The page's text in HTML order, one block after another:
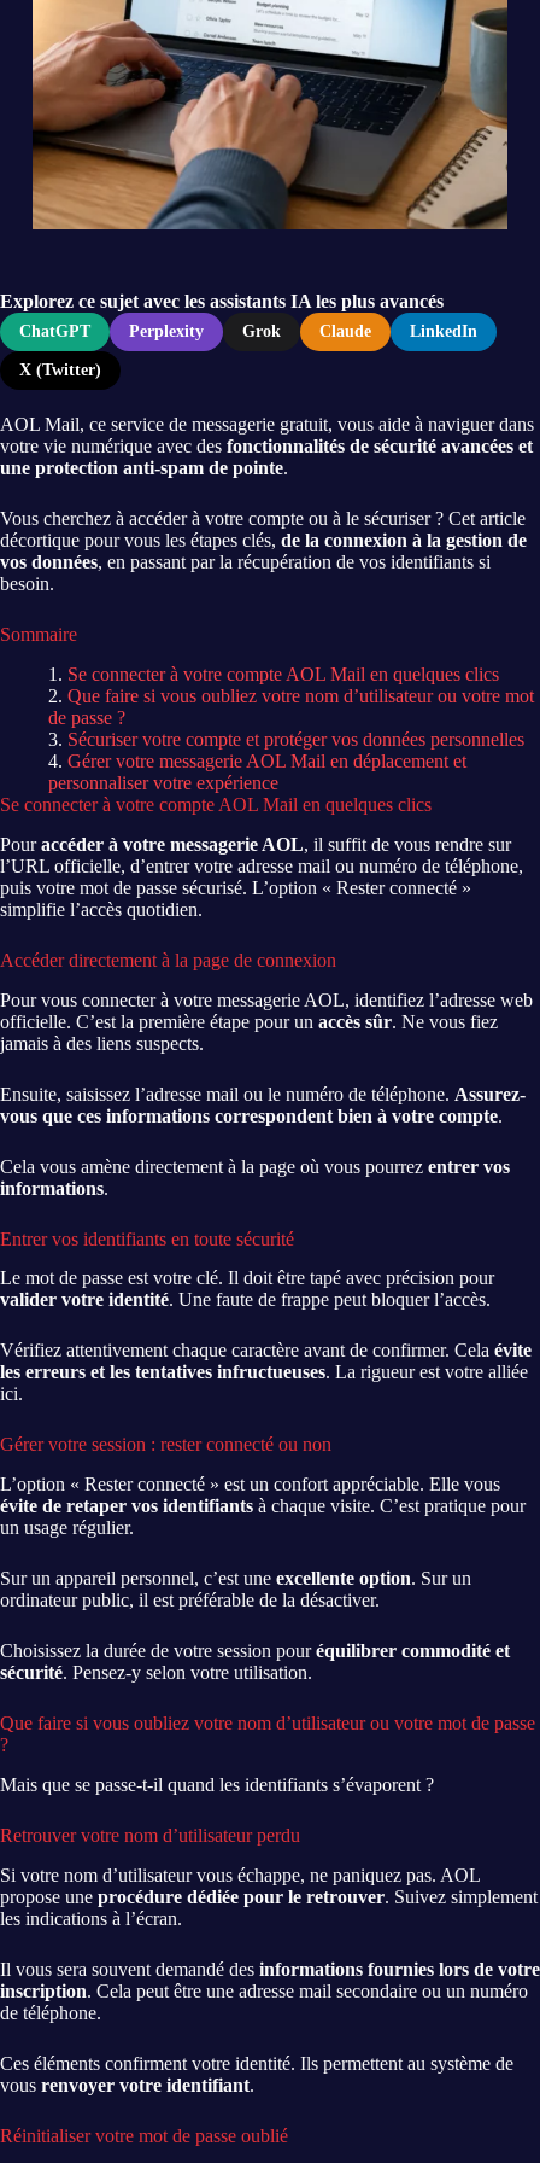
Explorez ce sujet avec les assistants IA les plus avancés
ChatGPT Perplexity Grok Claude LinkedIn
X (Twitter)
AOL Mail, ce service de messagerie gratuit, vous aide à naviguer dans
votre vie numérique avec des fonctionnalités de sécurité avancées et
une protection anti-spam de pointe.
Vous cherchez à accéder à votre compte ou à le sécuriser ? Cet article
décortique pour vous les étapes clés, de la connexion à la gestion de
vos données, en passant par la récupération de vos identifiants si
besoin.
Sommaire
Se connecter à votre compte AOL Mail en quelques clics
Que faire si vous oubliez votre nom d’utilisateur ou votre mot
de passe ?
Sécuriser votre compte et protéger vos données personnelles
Gérer votre messagerie AOL Mail en déplacement et
personnaliser votre expérience
Se connecter à votre compte AOL Mail en quelques clics
Pouraccéder à votre messagerie AOL, il suffit de vous rendre sur
l’URL officielle, d’entrer votre adresse mail ou numéro de téléphone,
puis votre mot de passe sécurisé. L’option « Rester connecté »
simplifie l’accès quotidien.
Accéder directement à la page de connexion
Pour vous connecter à votre messagerie AOL, identifiez l’adresse web
officielle. C’est la première étape pour un accès sûr. Ne vous fiez
jamais à des liens suspects.
Ensuite, saisissez l’adresse mail ou le numéro de téléphone. Assurez-
vous que ces informations correspondent bien à votre compte.
Cela vous amène directement à la page où vous pourrez entrer vos
informations.
Entrer vos identifiants en toute sécurité
Le mot de passe est votre clé. Il doit être tapé avec précision pour
valider votre identité. Une faute de frappe peut bloquer l’accès.
Vérifiez attentivement chaque caractère avant de confirmer. Cela évite
les erreurs et les tentatives infructueuses. La rigueur est votre alliée
ici.
Gérer votre session : rester connecté ou non
L’option « Rester connecté » est un confort appréciable. Elle vous
évite de retaper vos identifiants à chaque visite. C’est pratique pour
un usage régulier.
Sur un appareil personnel, c’est une excellente option. Sur un
ordinateur public, il est préférable de la désactiver.
Choisissez la durée de votre session pouréquilibrer commodité et
sécurité. Pensez-y selon votre utilisation.
Que faire si vous oubliez votre nom d’utilisateur ou votre mot de passe
?
Mais que se passe-t-il quand les identifiants s’évaporent ?
Retrouver votre nom d’utilisateur perdu
Si votre nom d’utilisateur vous échappe, ne paniquez pas. AOL
propose une procédure dédiée pour le retrouver. Suivez simplement
les indications à l’écran.
Il vous sera souvent demandé des informations fournies lors de votre
inscription. Cela peut être une adresse mail secondaire ou un numéro
de téléphone.
Ces éléments confirment votre identité. Ils permettent au système de
vous renvoyer votre identifiant.
Réinitialiser votre mot de passe oublié